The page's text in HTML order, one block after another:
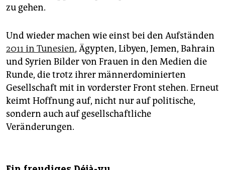
zu gehen.
Und wieder machen wie einst bei den Aufständen
2011 in Tunesien, Ägypten, Libyen, Jemen, Bahrain
und Syrien Bilder von Frauen in den Medien die
Runde, die trotz ihrer männerdominierten
Gesellschaft mit in vorderster Front stehen. Erneut
keimt Hoffnung auf, nicht nur auf politische,
sondern auch auf gesellschaftliche
Veränderungen.